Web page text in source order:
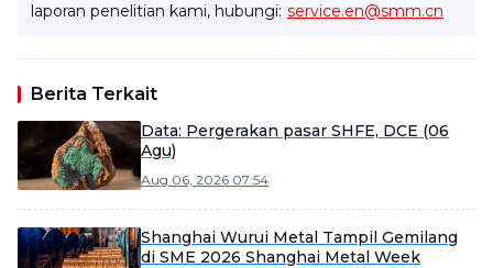
laporan penelitian kami, hubungi: service.en@smm.cn
Berita Terkait
Data: Pergerakan pasar SHFE, DCE (06
Agu)
Aug 06, 2026 07:54
Shanghai Wurui Metal Tampil Gemilang
di SME 2026 Shanghai Metal Week